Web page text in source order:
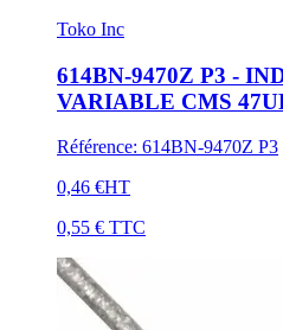
Toko Inc
614BN-9470Z P3 -
VARIABLE CMS
Référence: 614BN-9470Z P3
0,46 €HT
0,55 € TTC